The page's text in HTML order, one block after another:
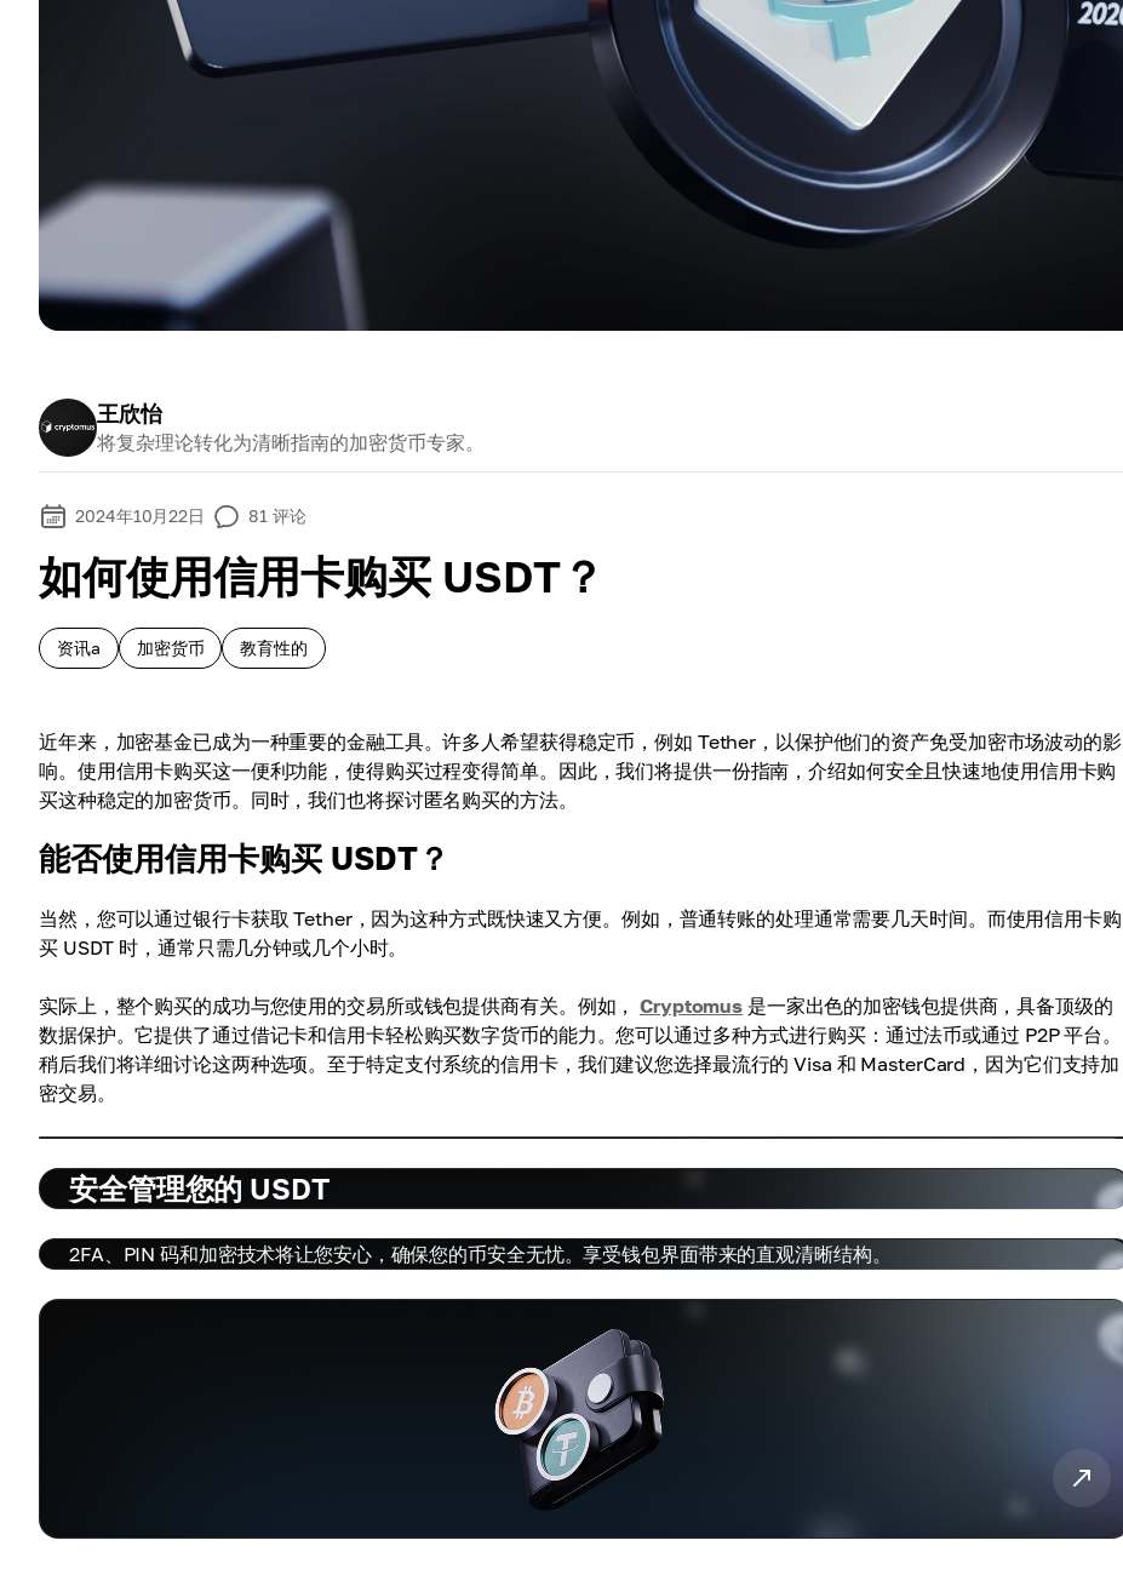
王欣怡
将复杂理论转化为清晰指南的加密货币专家。
2024年10月22日 81 评论
如何使用信用卡购买 USDT？
资讯a 加密货币 教育性的
近年来，加密基金已成为一种重要的金融工具。许多人希望获得稳定币，例如 Tether，以保护他们的资产免受加密市场波动的影
响。使用信用卡购买这一便利功能，使得购买过程变得简单。因此，我们将提供一份指南，介绍如何安全且快速地使用信用卡购
买这种稳定的加密货币。同时，我们也将探讨匿名购买的方法。
能否使用信用卡购买 USDT？
当然，您可以通过银行卡获取 Tether，因为这种方式既快速又方便。例如，普通转账的处理通常需要几天时间。而使用信用卡购
买 USDT 时，通常只需几分钟或几个小时。
实际上，整个购买的成功与您使用的交易所或钱包提供商有关。例如，Cryptomus 是一家出色的加密钱包提供商，具备顶级的
数据保护。它提供了通过借记卡和信用卡轻松购买数字货币的能力。您可以通过多种方式进行购买：通过法币或通过 P2P 平台。
稍后我们将详细讨论这两种选项。至于特定支付系统的信用卡，我们建议您选择最流行的 Visa 和 MasterCard，因为它们支持加
密交易。
安全管理您的 USDT
2FA、PIN 码和加密技术将让您安心，确保您的币安全无忧。享受钱包界面带来的直观清晰结构。